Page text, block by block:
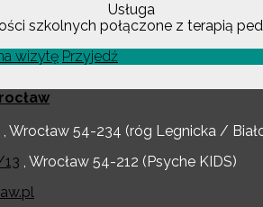
Usługa
szkolnych połączone z terapią
wizytę Przyjedź
, Wrocław 54-234 (róg Legnicka /
, Wrocław 54-212 (Psyche KIDS)